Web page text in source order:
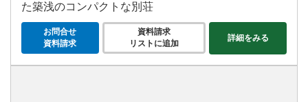
た築浅のコンパクトな別荘
お問合せ
資料請求
資料請求
リストに追加
詳細をみる